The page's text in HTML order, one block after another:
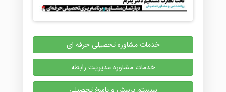
خدمات مشاوره تحصیلی حرفه ای
خدمات مشاوره مدیریت رابطه